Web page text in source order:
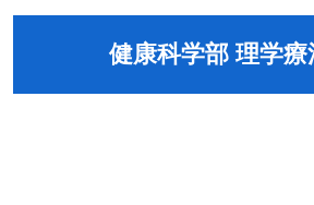
健康科学部 理学療